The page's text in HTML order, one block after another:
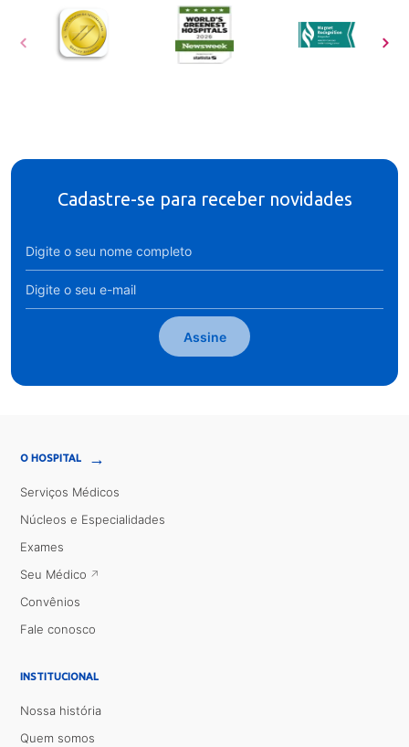
Cadastre-se para receber novidades
Assine
O HOSPITAL →
Serviços Médicos
Núcleos e Especialidades
Exames
Seu Médico
Convênios
Fale conosco
INSTITUCIONAL
Nossa história
Quem somos